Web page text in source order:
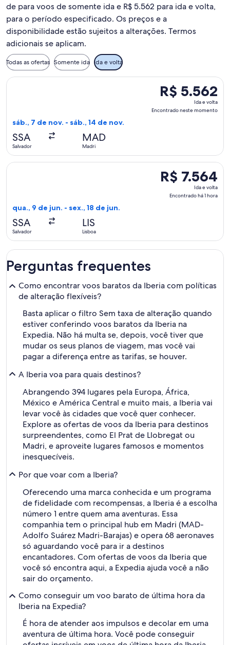
de para voos de somente ida e R$ 5.562 para ida e volta,
para o período especificado. Os preços e a
disponibilidade estão sujeitos a alterações. Termos
adicionais se aplicam.
Todas as ofertas Somente ida Ida e volta
R$ 5.562
Ida
e
R$ 5.562
Ida e volta
Encontrado neste momento
sáb., 7 de nov. - sáb., 14 de nov.
SSA
Salvador
MAD
Madri
Selecionar o voo da Iberia, que sai em sáb., 7 de nov. de
R$ 7.564
Ida
hora
R$ 7.564
Ida e volta
Encontrado há 1 hora
qua., 9 de jun. - sex., 18 de jun.
SSA
Salvador
LIS
Lisboa
Selecionar o voo da Iberia, que sai em qua., 9 de jun. de
Perguntas frequentes
Como encontrar voos baratos da Iberia com políticas
de alteração flexíveis?
Basta aplicar o filtro Sem taxa de alteração quando
estiver conferindo voos baratos da Iberia na
Expedia. Não há multa se, depois, você tiver que
mudar os seus planos de viagem, mas você vai
pagar a diferença entre as tarifas, se houver.
A Iberia voa para quais destinos?
Abrangendo 394 lugares pela Europa, África,
México e América Central e muito mais, a Iberia vai
levar você às cidades que você quer conhecer.
Explore as ofertas de voos da Iberia para destinos
surpreendentes, como El Prat de Llobregat ou
Madri, e aproveite lugares famosos e momentos
inesquecíveis.
Por que voar com a Iberia?
Oferecendo uma marca conhecida e um programa
de fidelidade com recompensas, a Iberia é a escolha
número 1 entre quem ama aventuras. Essa
companhia tem o principal hub em Madri (MAD-
Adolfo Suárez Madri-Barajas) e opera 68 aeronaves
só aguardando você para ir a destinos
encantadores. Com ofertas de voos da Iberia que
você só encontra aqui, a Expedia ajuda você a não
sair do orçamento.
Como conseguir um voo barato de última hora da
Iberia na Expedia?
É hora de atender aos impulsos e decolar em uma
aventura de última hora. Você pode conseguir